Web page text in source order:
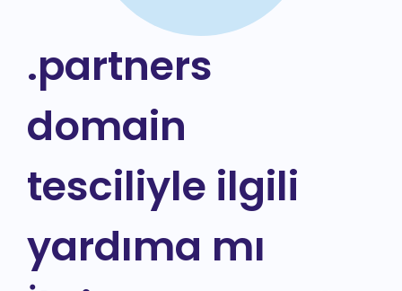
.partners
domain
tesciliyle ilgili
yardıma mı